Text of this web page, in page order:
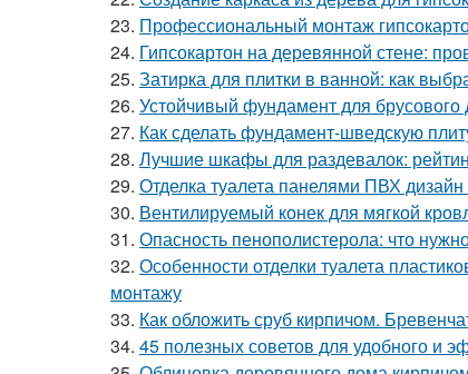
23. Профессиональный монтаж
24. Гипсокартон на деревянной стене:
25. Затирка для плитки в ванной: как
26. Устойчивый фундамент для
27. Как сделать фундамент-шведскую
28. Лучшие шкафы для раздевалок:
29. Отделка туалета панелями ПВХ
30. Вентилируемый конек для мягкой
31. Опасность пенополистерола: что
32. Особенности отделки туалета
монтажу
33. Как обложить сруб кирпичом.
34. 45 полезных советов для удобного и